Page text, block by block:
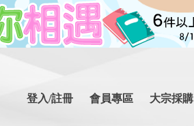
登入/註冊 會員專區 大宗採購